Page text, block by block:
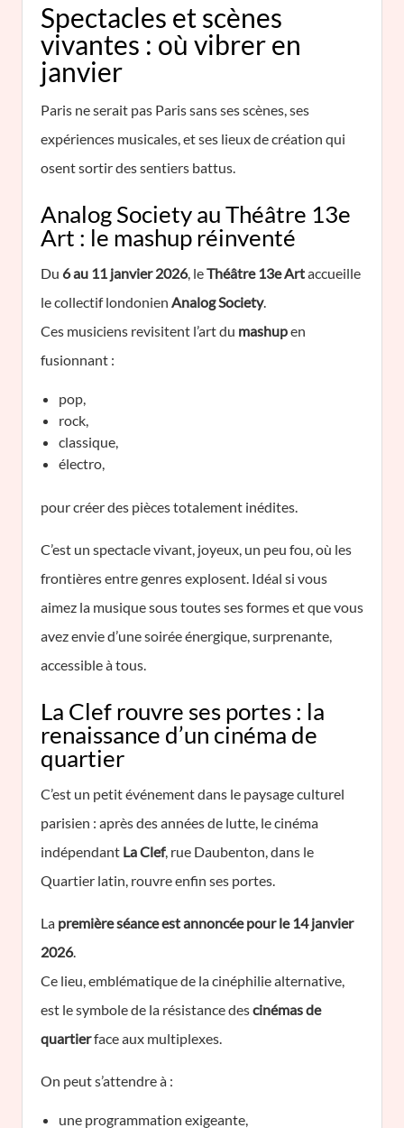
Spectacles et scènes
vivantes : où vibrer en
janvier
Paris ne serait pas Paris sans ses scènes, ses
expériences musicales, et ses lieux de création qui
osent sortir des sentiers battus.
Analog Society au Théâtre 13e
Art : le mashup réinventé
Du 6 au 11 janvier 2026, leThéâtre 13e Artaccueille
le collectif londonien Analog Society.
Ces musiciens revisitent l’art du mashupen
fusionnant :
pop,
rock,
classique,
électro,
pour créer des pièces totalement inédites.
C’est un spectacle vivant, joyeux, un peu fou, où les
frontières entre genres explosent. Idéal si vous
aimez la musique sous toutes ses formes et que vous
avez envie d’une soirée énergique, surprenante,
accessible à tous.
La Clef rouvre ses portes : la
renaissance d’un cinéma de
quartier
C’est un petit événement dans le paysage culturel
parisien : après des années de lutte, le cinéma
indépendant La Clef, rue Daubenton, dans le
Quartier latin, rouvre enfin ses portes.
La première séance est annoncée pour le 14 janvier
2026.
Ce lieu, emblématique de la cinéphilie alternative,
est le symbole de la résistance descinémas de
quartierface aux multiplexes.
On peut s’attendre à :
une programmation exigeante,